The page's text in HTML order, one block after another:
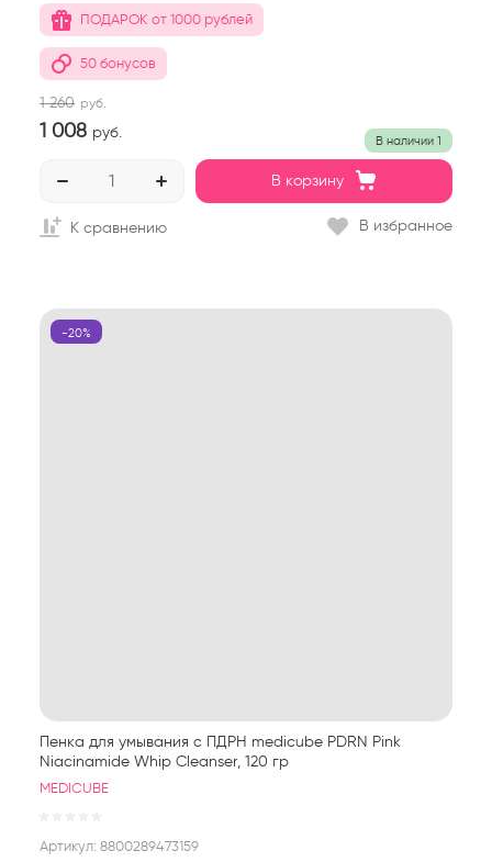
ПОДАРОК от 1000 рублей
50 бонусов
В наличии 1
1 260 руб.
1 008 руб.
В корзину
К сравнению В избранное
-20%
Пенка для умывания с ПДРН medicube PDRN Pink
Niacinamide Whip Cleanser, 120 гр
MEDICUBE
Артикул: 8800289473159